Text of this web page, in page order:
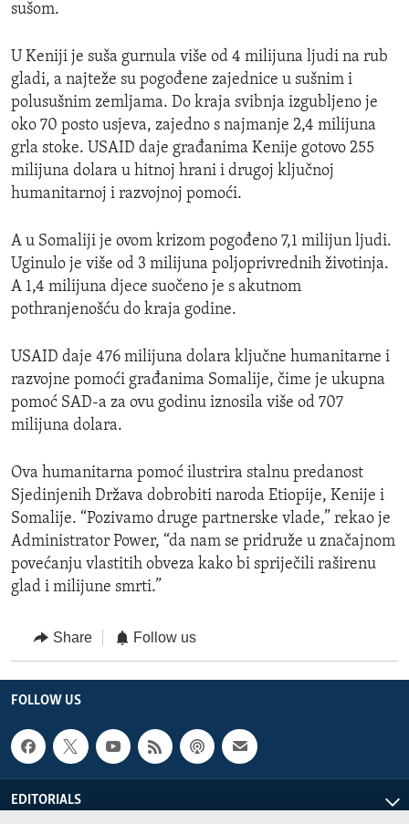
sušom.
U Keniji je suša gurnula više od 4 milijuna ljudi na rub
gladi, a najteže su pogođene zajednice u sušnim i
polusušnim zemljama. Do kraja svibnja izgubljeno je
oko 70 posto usjeva, zajedno s najmanje 2,4 milijuna
grla stoke. USAID daje građanima Kenije gotovo 255
milijuna dolara u hitnoj hrani i drugoj ključnoj
humanitarnoj i razvojnoj pomoći.
A u Somaliji je ovom krizom pogođeno 7,1 milijun ljudi.
Uginulo je više od 3 milijuna poljoprivrednih životinja.
A 1,4 milijuna djece suočeno je s akutnom
pothranjenošću do kraja godine.
USAID daje 476 milijuna dolara ključne humanitarne i
razvojne pomoći građanima Somalije, čime je ukupna
pomoć SAD-a za ovu godinu iznosila više od 707
milijuna dolara.
Ova humanitarna pomoć ilustrira stalnu predanost
Sjedinjenih Država dobrobiti naroda Etiopije, Kenije i
Somalije. “Pozivamo druge partnerske vlade,” rekao je
Administrator Power, “da nam se pridruže u značajnom
povećanju vlastitih obveza kako bi spriječili raširenu
glad i milijune smrti.”
Share Follow us
FOLLOW US
EDITORIALS